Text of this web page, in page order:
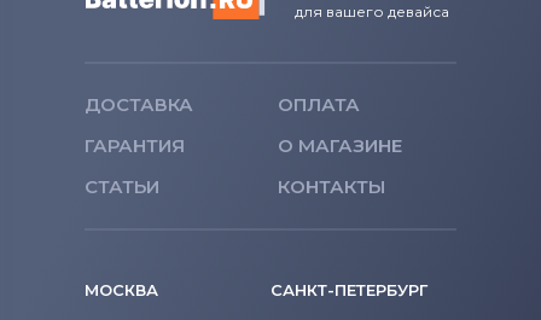
для вашего девайса
ДОСТАВКА
ОПЛАТА
ГАРАНТИЯ
О МАГАЗИНЕ
СТАТЬИ
КОНТАКТЫ
МОСКВА САНКТ-ПЕТЕРБУРГ